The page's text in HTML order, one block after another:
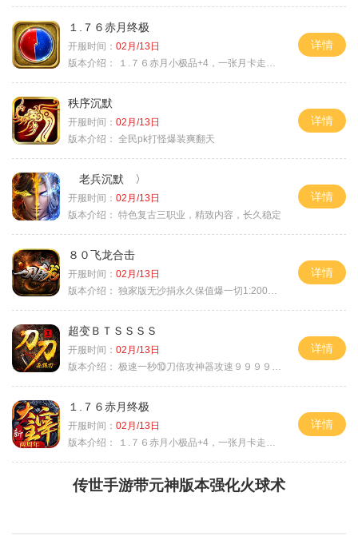
１.７６赤月终极
开服时间： 02月/13日
版本介绍：
１.７６赤月小极品+4，一张月卡走天涯a
详情
秩序沉默
开服时间： 02月/13日
版本介绍： 全民pk打怪爆装爽翻天
详情
老兵沉默 〉
开服时间： 02月/13日
版本介绍： 特色复古三职业，精致内容，长久稳定
详情
８０飞龙合击
开服时间： 02月/13日
版本介绍： 独家版无沙捐永久保值爆一切1:2000回1
详情
超变ＢＴＳＳＳＳ
开服时间： 02月/13日
版本介绍： 极速一秒⑩刀倍攻神器攻速９９９９①挑
详情
１.７６赤月终极
开服时间： 02月/13日
版本介绍：
１.７６赤月小极品+4，一张月卡走天涯b
详情
传世手游带元神版本强化火球术